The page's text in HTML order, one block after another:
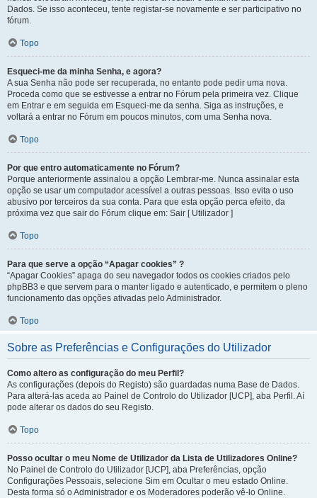
Dados. Se isso aconteceu, tente registar-se novamente e ser participativo no
fórum.
Topo
Esqueci-me da minha Senha, e agora?
A sua Senha não pode ser recuperada, no entanto pode pedir uma nova.
Proceda como que se estivesse a entrar no Fórum pela primeira vez. Clique
em Entrar e em seguida em Esqueci-me da senha. Siga as instruções, e
voltará a entrar no Fórum em poucos minutos, com uma Senha nova.
Topo
Por que entro automaticamente no Fórum?
Porque anteriormente assinalou a opção Lembrar-me. Nunca assinalar esta
opção se usar um computador acessível a outras pessoas. Isso evita o uso
abusivo por terceiros da sua conta. Para que esta opção perca efeito, da
próxima vez que sair do Fórum clique em: Sair [ Utilizador ]
Topo
Para que serve a opção “Apagar cookies” ?
“Apagar Cookies” apaga do seu navegador todos os cookies criados pelo
phpBB3 e que servem para o manter ligado e autenticado, e permitem o pleno
funcionamento das opções ativadas pelo Administrador.
Topo
Sobre as Preferências e Configurações do Utilizador
Como altero as configuração do meu Perfil?
As configurações (depois do Registo) são guardadas numa Base de Dados.
Para alterá-las aceda ao Painel de Controlo do Utilizador [UCP], aba Perfil. Aí
pode alterar os dados do seu Registo.
Topo
Posso ocultar o meu Nome de Utilizador da Lista de Utilizadores Online?
No Painel de Controlo do Utilizador [UCP], aba Preferências, opção
Configurações Pessoais, selecione Sim em Ocultar o meu estado Online.
Desta forma só o Administrador e os Moderadores poderão vê-lo Online.